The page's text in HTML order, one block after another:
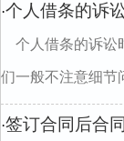
·个人借条的诉
个人借条的诉讼
们一般不注意细节
·签订合同后合